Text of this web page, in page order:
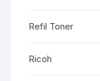
Refil Toner
Ricoh